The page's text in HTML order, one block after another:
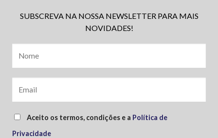
SUBSCREVA NA NOSSA NEWSLETTER PARA MAIS
NOVIDADES!
Aceito os termos, condições e a Política de
Privacidade